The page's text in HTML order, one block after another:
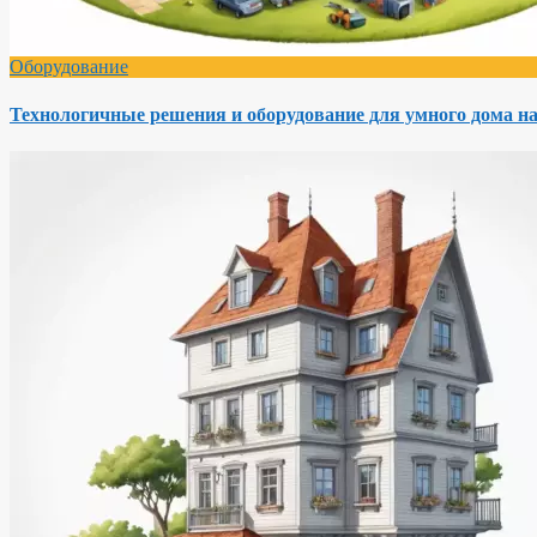
Оборудование
Технологичные решения и оборудование для умного дома